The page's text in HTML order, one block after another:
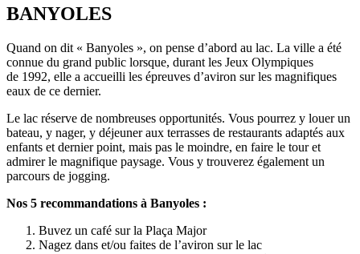
BANYOLES
Quand on dit « Banyoles », on pense d’abord au lac. La ville a été
connue du grand public lorsque, durant les Jeux Olympiques
de 1992, elle a accueilli les épreuves d’aviron sur les magnifiques
eaux de ce dernier.
Le lac réserve de nombreuses opportunités. Vous pourrez y louer un
bateau, y nager, y déjeuner aux terrasses de restaurants adaptés aux
enfants et dernier point, mais pas le moindre, en faire le tour et
admirer le magnifique paysage. Vous y trouverez également un
parcours de jogging.
Nos 5 recommandations à Banyoles :
Buvez un café sur la Plaça Major
Nagez dans et/ou faites de l’aviron sur le lac